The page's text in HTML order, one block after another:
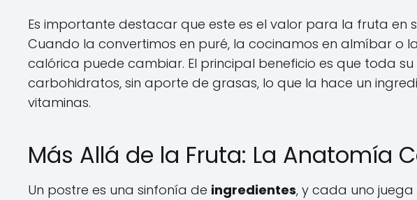
Es importante destacar que este es el valor para la fruta en
Cuando la convertimos en puré, la cocinamos en almíbar o
calórica puede cambiar. El principal beneficio es que toda
carbohidratos, sin aporte de grasas, lo que la hace un
vitaminas.
Más Allá de la Fruta: La Anatomía
Un postre es una sinfonía de ingredientes, y cada uno